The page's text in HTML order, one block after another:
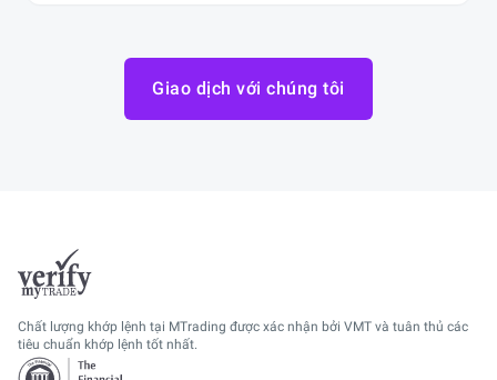
Giao dịch với chúng tôi
Chất lượng khớp lệnh tại MTrading được xác nhận bởi VMT và tuân thủ các
tiêu chuẩn khớp lệnh tốt nhất.